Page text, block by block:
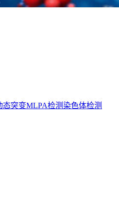
态突变MLPA检测 染色体检测